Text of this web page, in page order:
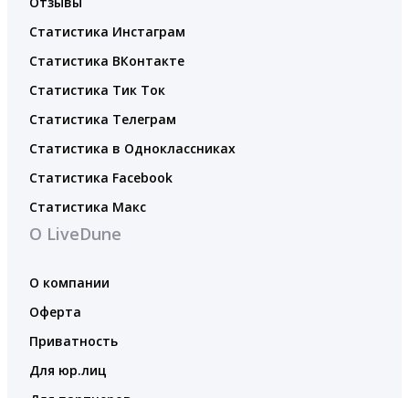
Статистика Инстаграм
Статистика ВКонтакте
Статистика Тик Ток
Статистика Телеграм
Статистика в Одноклассниках
Статистика Facebook
Статистика Макс
О LiveDune
О компании
Оферта
Приватность
Для юр.лиц